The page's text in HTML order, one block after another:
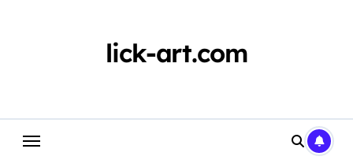
lick-art.com